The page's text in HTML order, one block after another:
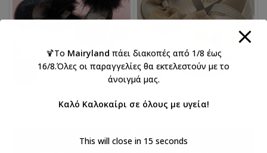
Everkid X5M
Everkid X4X
-10%
🍹Το Mairyland πάει διακοπές από 1/8 έως
16/8.Όλες οι παραγγελίες θα εκτελεστούν με το
άνοιγμά μας.
Καλό Καλοκαίρι σε όλους με υγεία!
This will close in 15 seconds